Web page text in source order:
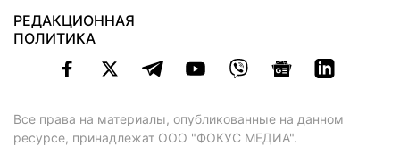
РЕДАКЦИОННАЯ
ПОЛИТИКА
Все права на материалы, опубликованные на данном
ресурсе, принадлежат ООО "ФОКУС МЕДИА".